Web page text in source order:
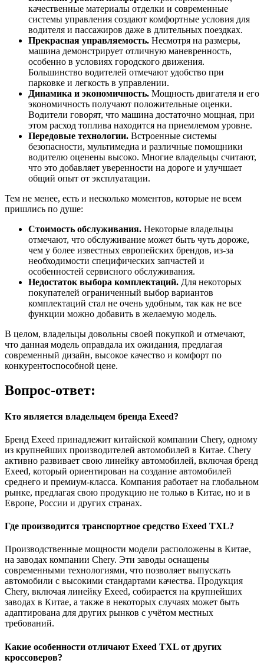
качественные материалы отделки и современные
системы управления создают комфортные условия для
водителя и пассажиров даже в длительных поездках.
Прекрасная управляемость. Несмотря на размеры,
машина демонстрирует отличную маневренность,
особенно в условиях городского движения.
Большинство водителей отмечают удобство при
парковке и легкость в управлении.
Динамика и экономичность. Мощность двигателя и его
экономичность получают положительные оценки.
Водители говорят, что машина достаточно мощная, при
этом расход топлива находится на приемлемом уровне.
Передовые технологии. Встроенные системы
безопасности, мультимедиа и различные помощники
водителю оценены высоко. Многие владельцы считают,
что это добавляет уверенности на дороге и улучшает
общий опыт от эксплуатации.
Тем не менее, есть и несколько моментов, которые не всем
пришлись по душе:
Стоимость обслуживания. Некоторые владельцы
отмечают, что обслуживание может быть чуть дороже,
чем у более известных европейских брендов, из-за
необходимости специфических запчастей и
особенностей сервисного обслуживания.
Недостаток выбора комплектаций. Для некоторых
покупателей ограниченный выбор вариантов
комплектаций стал не очень удобным, так как не все
функции можно добавить в желаемую модель.
В целом, владельцы довольны своей покупкой и отмечают,
что данная модель оправдала их ожидания, предлагая
современный дизайн, высокое качество и комфорт по
конкурентоспособной цене.
Вопрос-ответ:
Кто является владельцем бренда Exeed?
Бренд Exeed принадлежит китайской компании Chery, одному
из крупнейших производителей автомобилей в Китае. Chery
активно развивает свою линейку автомобилей, включая бренд
Exeed, который ориентирован на создание автомобилей
среднего и премиум-класса. Компания работает на глобальном
рынке, предлагая свою продукцию не только в Китае, но и в
Европе, России и других странах.
Где производится транспортное средство Exeed TXL?
Производственные мощности модели расположены в Китае,
на заводах компании Chery. Эти заводы оснащены
современными технологиями, что позволяет выпускать
автомобили с высокими стандартами качества. Продукция
Chery, включая линейку Exeed, собирается на крупнейших
заводах в Китае, а также в некоторых случаях может быть
адаптирована для других рынков с учётом местных
требований.
Какие особенности отличают Exeed TXL от других
кроссоверов?